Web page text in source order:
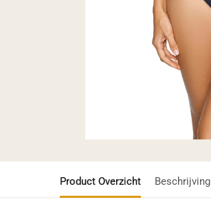
Product Overzicht Beschrijving